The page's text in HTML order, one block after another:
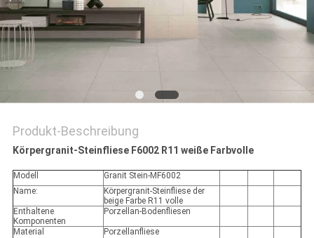
Produkt-Beschreibung
Körpergranit-Steinfliese F6002 R11 weiße Farbvolle
Modell
Granit Stein-MF6002
Name:
Körpergranit-Steinfliese der
beige Farbe R11 volle
Enthaltene
Komponenten
Porzellan-Bodenfliesen
Material
Porzellanfliese